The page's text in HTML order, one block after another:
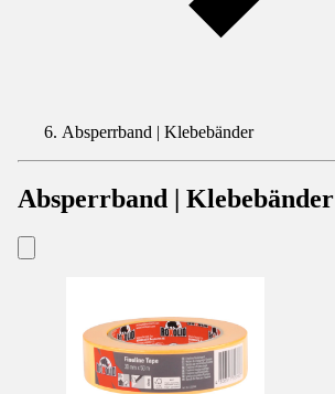
Absperrband | Klebebänder
Absperrband | Klebebänder